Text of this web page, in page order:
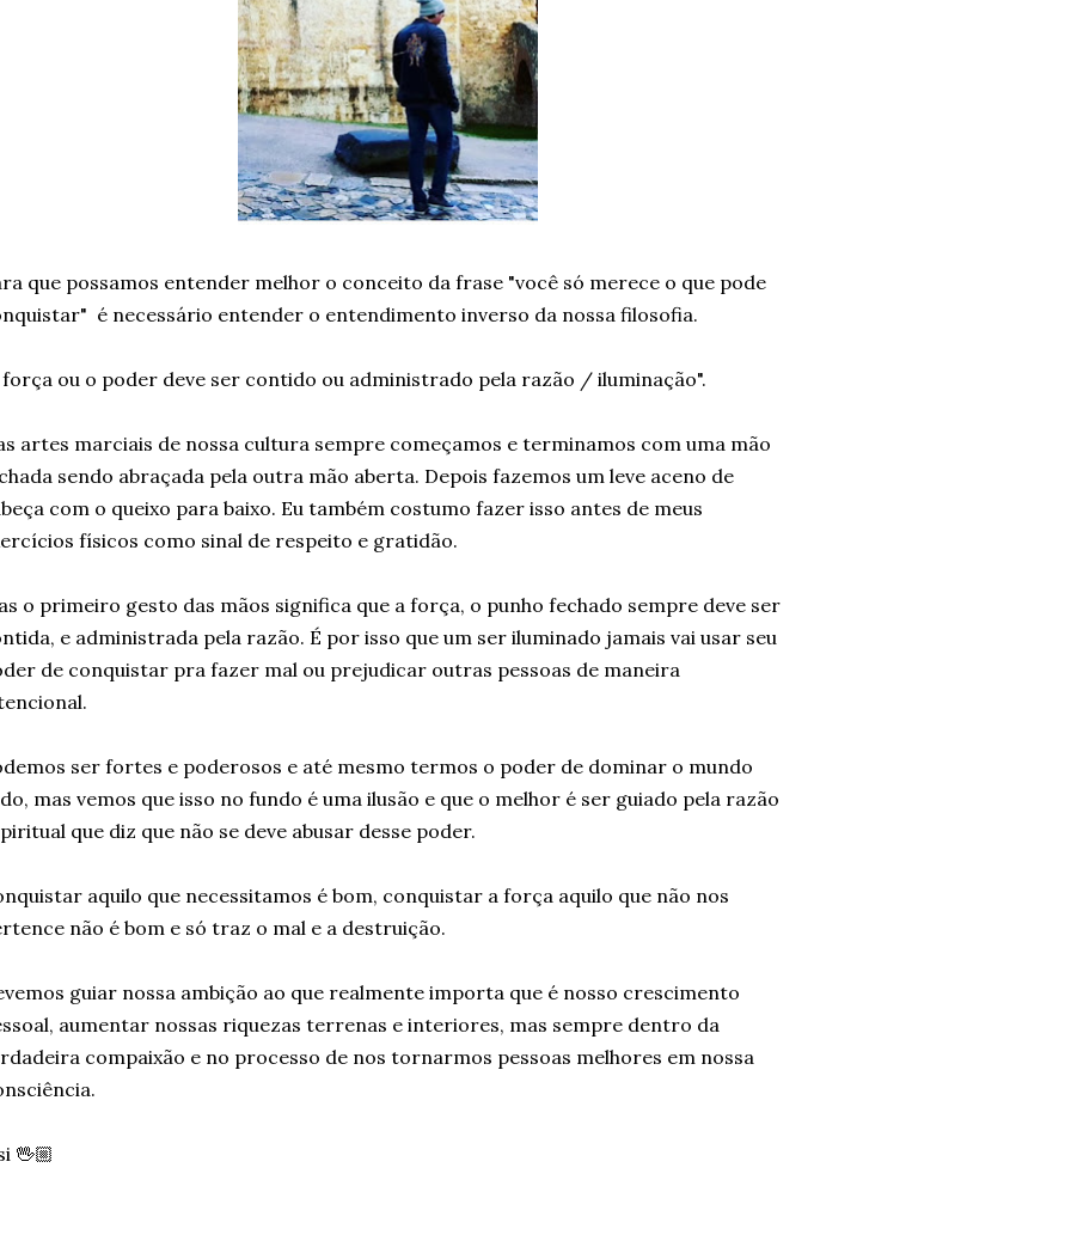
que possamos entender melhor o conceito da frase "você só merece o que pode
é necessário entender o entendimento inverso da nossa filosofia.
força ou o poder deve ser contido ou administrado pela razão / iluminação".
artes marciais de nossa cultura sempre começamos e terminamos com uma mão
sendo abraçada pela outra mão aberta. Depois fazemos um leve aceno de
com o queixo para baixo. Eu também costumo fazer isso antes de meus
físicos como sinal de respeito e gratidão.
o primeiro gesto das mãos significa que a força, o punho fechado sempre deve ser
e administrada pela razão. É por isso que um ser iluminado jamais vai usar seu
de conquistar pra fazer mal ou prejudicar outras pessoas de maneira
ser fortes e poderosos e até mesmo termos o poder de dominar o mundo
mas vemos que isso no fundo é uma ilusão e que o melhor é ser guiado pela razão
que diz que não se deve abusar desse poder.
aquilo que necessitamos é bom, conquistar a força aquilo que não nos
não é bom e só traz o mal e a destruição.
guiar nossa ambição ao que realmente importa que é nosso crescimento
aumentar nossas riquezas terrenas e interiores, mas sempre dentro da
compaixão e no processo de nos tornarmos pessoas melhores em nossa
🖖🏼